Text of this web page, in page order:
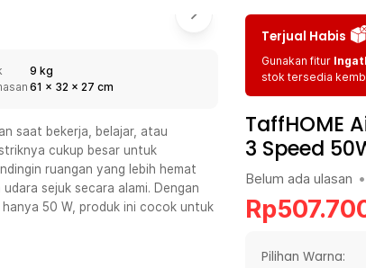
Sabtu - Minggu/ Libur Nasional (08:00 - 17:00) Selengkapnya
Minggu/Libur Nasional (12:00-20:00), Tutup pada Idul Fitri
20:00), Minggu/Libur Nasional (12:00-20:00), Tutup pada Idul Fitri
- 20:00), Sabtu - Minggu (08:00 - 20:00), Tutup pada Idul Fitri
Sabtu - Minggu/ Libur Nasional (08:00 - 17:00) Selengkapnya
9 kg
61 x 32 x 27 cm
saat bekerja, belajar, atau
cukup besar untuk
ruangan yang lebih hemat
sejuk secara alami. Dengan
50 W, produk ini cocok untuk
Terjual Habis
Gunakan fitur
stok tersedia
TaffHOME
3 Speed
Belum ada ulasan •
Rp
Pilihan Warna: